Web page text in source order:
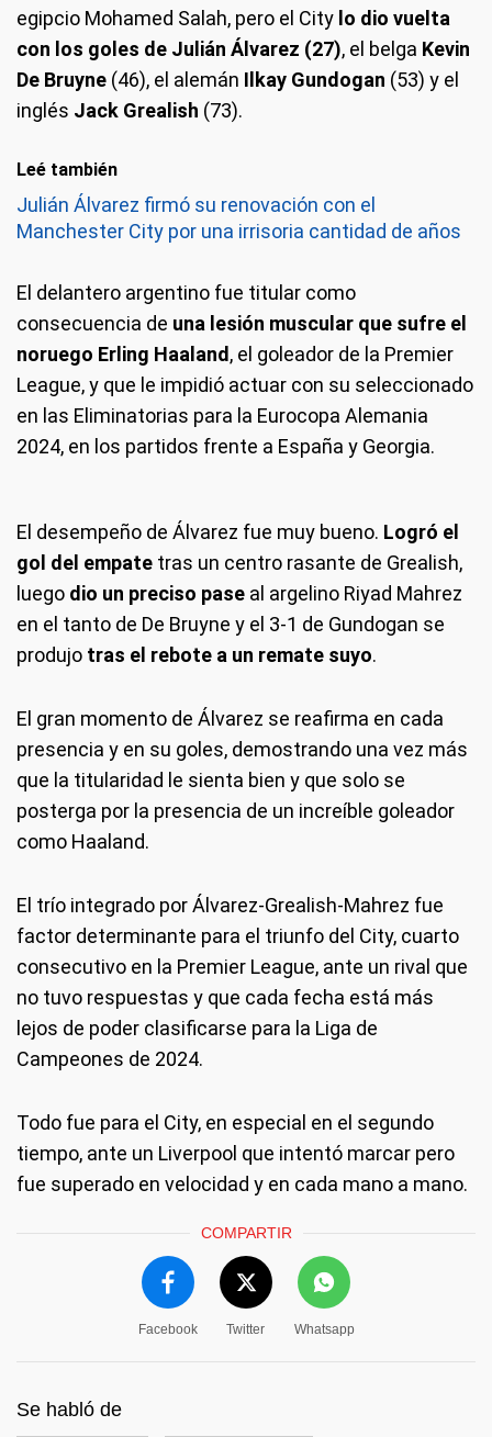
egipcio Mohamed Salah, pero el City lo dio vuelta
con los goles de Julián Álvarez (27), el belga Kevin
De Bruyne (46), el alemán Ilkay Gundogan (53) y el
inglés Jack Grealish (73).
Leé también
Julián Álvarez firmó su renovación con el
Manchester City por una irrisoria cantidad de años
El delantero argentino fue titular como
consecuencia de una lesión muscular que sufre el
noruego Erling Haaland, el goleador de la Premier
League, y que le impidió actuar con su seleccionado
en las Eliminatorias para la Eurocopa Alemania
2024, en los partidos frente a España y Georgia.
El desempeño de Álvarez fue muy bueno. Logró el
gol del empate tras un centro rasante de Grealish,
luego dio un preciso pase al argelino Riyad Mahrez
en el tanto de De Bruyne y el 3-1 de Gundogan se
produjo tras el rebote a un remate suyo.
El gran momento de Álvarez se reafirma en cada
presencia y en su goles, demostrando una vez más
que la titularidad le sienta bien y que solo se
posterga por la presencia de un increíble goleador
como Haaland.
El trío integrado por Álvarez-Grealish-Mahrez fue
factor determinante para el triunfo del City, cuarto
consecutivo en la Premier League, ante un rival que
no tuvo respuestas y que cada fecha está más
lejos de poder clasificarse para la Liga de
Campeones de 2024.
Todo fue para el City, en especial en el segundo
tiempo, ante un Liverpool que intentó marcar pero
fue superado en velocidad y en cada mano a mano.
COMPARTIR
Facebook Twitter Whatsapp
Se habló de